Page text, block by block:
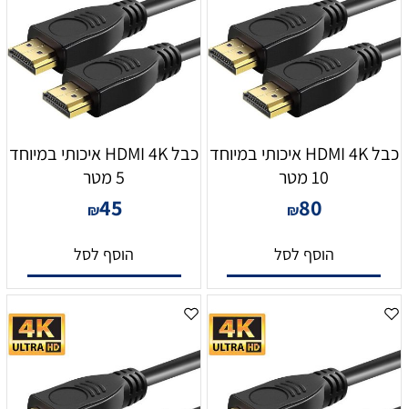
כבל HDMI 4K איכותי במיוחד
10 מטר
₪80
הוסף לסל
כבל HDMI 4K איכותי במיוחד
5 מטר
₪45
הוסף לסל